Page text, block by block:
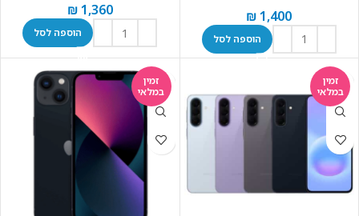
₪1,400
הוספה לסל
₪1,360
הוספה לסל
זמין
במלאי
זמין
במלאי